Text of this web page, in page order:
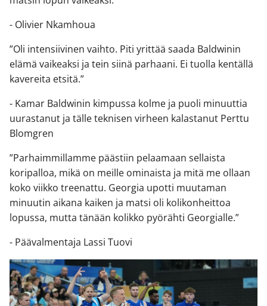
- Olivier Nkamhoua
”Oli intensiivinen vaihto. Piti yrittää saada Baldwinin
elämä vaikeaksi ja tein siinä parhaani. Ei tuolla kentällä
kavereita etsitä.”
- Kamar Baldwinin kimpussa kolme ja puoli minuuttia
uurastanut ja tälle teknisen virheen kalastanut Perttu
Blomgren
”Parhaimmillamme päästiin pelaamaan sellaista
koripalloa, mikä on meille ominaista ja mitä me ollaan
koko viikko treenattu. Georgia upotti muutaman
minuutin aikana kaiken ja matsi oli kolikonheittoa
lopussa, mutta tänään kolikko pyörähti Georgialle.”
- Päävalmentaja Lassi Tuovi